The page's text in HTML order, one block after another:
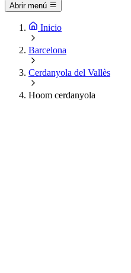
Abrir menú
Inicio
Barcelona
Cerdanyola del Vallès
Hoom cerdanyola